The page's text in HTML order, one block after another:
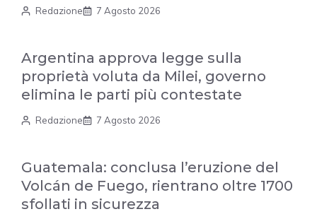
Redazione 7 Agosto 2026
Argentina approva legge sulla
proprietà voluta da Milei, governo
elimina le parti più contestate
Redazione 7 Agosto 2026
Guatemala: conclusa l’eruzione del
Volcán de Fuego, rientrano oltre 1700
sfollati in sicurezza